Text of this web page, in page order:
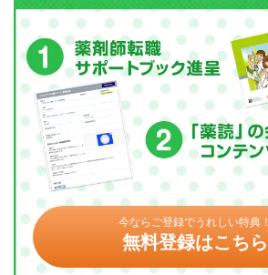
今ならご登録でうれしい特典！
無料登録はこちら